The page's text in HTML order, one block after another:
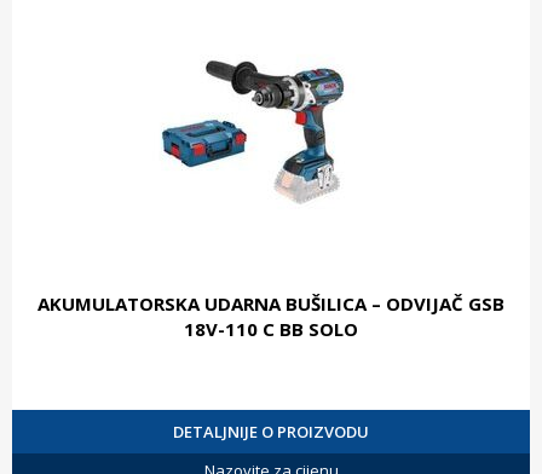
AKUMULATORSKA UDARNA BUŠILICA – ODVIJAČ GSB
18V-110 C BB SOLO
DETALJNIJE O PROIZVODU